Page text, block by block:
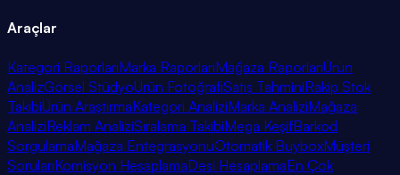
Araçlar
Kategori RaporlarıMarka RaporlarıMağaza RaporlarıÜrün
AnalizGörsel StüdyoÜrün FotoğrafıSatış TahminiRakip Stok
TakibiÜrün AraştırmaKategori AnaliziMarka AnaliziMağaza
AnaliziReklam AnaliziSıralama TakibiMega KeşifBarkod
SorgulamaMağaza EntegrasyonuOtomatik BuyboxMüşteri
SorularıKomisyon HesaplamaDesi HesaplamaEn Çok